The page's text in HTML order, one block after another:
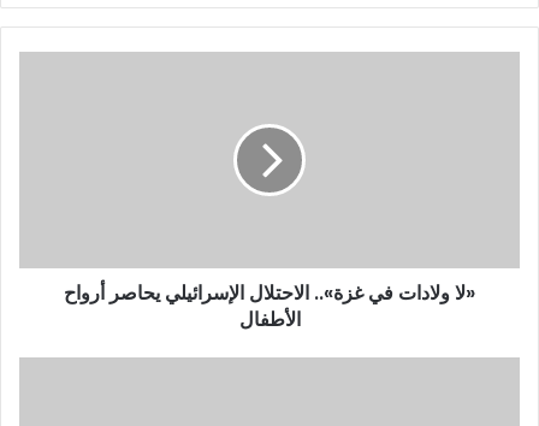
«لا ولادات في غزة».. الاحتلال الإسرائيلي يحاصر أرواح
الأطفال